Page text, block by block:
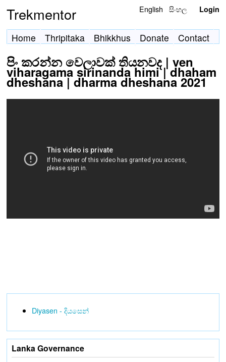
Trekmentor English සිංහල Login
Home Thripitaka Bhikkhus Donate Contact
පිං කරන්න වෙලාවක් තියනවද | ven
viharagama sirinanda himi | dhaham
dheshana | dharma dheshana 2021
Diyasen - දියසෙන්
Lanka Governance